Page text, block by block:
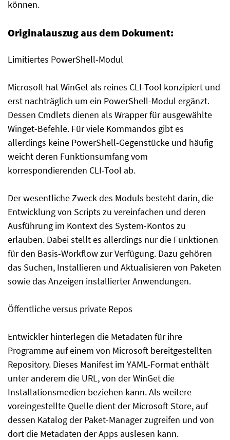
können.
Originalauszug aus dem Dokument:
Limitiertes PowerShell-Modul
Microsoft hat WinGet als reines CLI-Tool konzipiert und
erst nachträglich um ein PowerShell-Modul ergänzt.
Dessen Cmdlets dienen als Wrapper für ausgewählte
Winget-Befehle. Für viele Kommandos gibt es
allerdings keine PowerShell-Gegenstücke und häufig
weicht deren Funktionsumfang vom
korrespondierenden CLI-Tool ab.
Der wesentliche Zweck des Moduls besteht darin, die
Entwicklung von Scripts zu vereinfachen und deren
Ausführung im Kontext des System-Kontos zu
erlauben. Dabei stellt es allerdings nur die Funktionen
für den Basis-Workflow zur Verfügung. Dazu gehören
das Suchen, Installieren und Aktualisieren von Paketen
sowie das Anzeigen installierter Anwendungen.
Öffentliche versus private Repos
Entwickler hinterlegen die Metadaten für ihre
Programme auf einem von Microsoft bereitgestellten
Repository. Dieses Manifest im YAML-Format enthält
unter anderem die URL, von der WinGet die
Installationsmedien beziehen kann. Als weitere
voreingestellte Quelle dient der Microsoft Store, auf
dessen Katalog der Paket-Manager zugreifen und von
dort die Metadaten der Apps auslesen kann.